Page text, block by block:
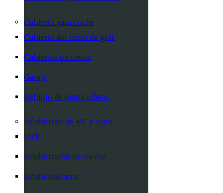
Cubierta para coche
Cubierta del carro de golf
Cubiertas de coche
Garaje
Refugio de motocicletas
Estabilización RV y Auto
Jack
Estabilizador de ruedas
Estabilizadores